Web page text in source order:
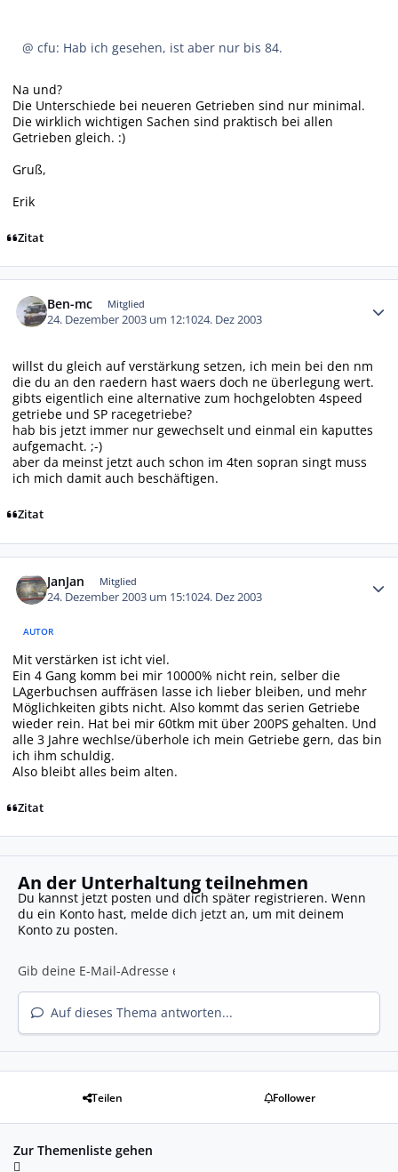
@ cfu: Hab ich gesehen, ist aber nur bis 84.
Na und?
Die Unterschiede bei neueren Getrieben sind nur minimal.
Die wirklich wichtigen Sachen sind praktisch bei allen
Getrieben gleich. :)
Gruß,
Erik
Zitat
Ben-mc Mitglied
24. Dezember 2003 um 12:1024. Dez 2003
willst du gleich auf verstärkung setzen, ich mein bei den nm
die du an den raedern hast waers doch ne überlegung wert.
gibts eigentlich eine alternative zum hochgelobten 4speed
getriebe und SP racegetriebe?
hab bis jetzt immer nur gewechselt und einmal ein kaputtes
aufgemacht. ;-)
aber da meinst jetzt auch schon im 4ten sopran singt muss
ich mich damit auch beschäftigen.
Zitat
JanJan Mitglied
24. Dezember 2003 um 15:1024. Dez 2003
AUTOR
Mit verstärken ist icht viel.
Ein 4 Gang komm bei mir 10000% nicht rein, selber die
LAgerbuchsen auffräsen lasse ich lieber bleiben, und mehr
Möglichkeiten gibts nicht. Also kommt das serien Getriebe
wieder rein. Hat bei mir 60tkm mit über 200PS gehalten. Und
alle 3 Jahre wechlse/überhole ich mein Getriebe gern, das bin
ich ihm schuldig.
Also bleibt alles beim alten.
Zitat
An der Unterhaltung teilnehmen
Du kannst jetzt posten und dich später registrieren. Wenn
du ein Konto hast, melde dich jetzt an, um mit deinem
Konto zu posten.
Auf dieses Thema antworten...
Teilen Follower
Zur Themenliste gehen